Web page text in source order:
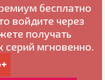
бесплатно
войдите через
получать
мгновенно.